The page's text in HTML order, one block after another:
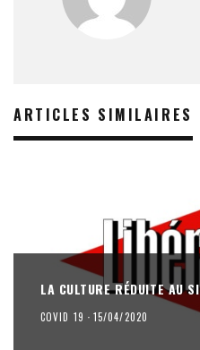
ARTICLES SIMILAIRES
LA CULTURE RÉDUITE AU
COVID 19 · 15/04/2020